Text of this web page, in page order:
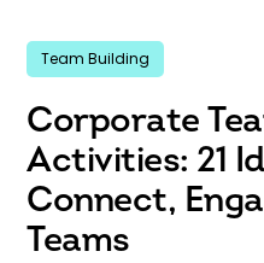
Team Building
Corporate
Activities: 21
Connect,
Teams